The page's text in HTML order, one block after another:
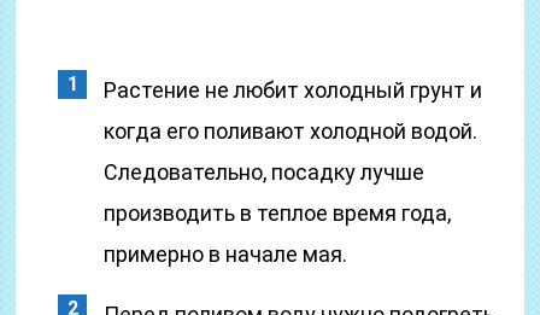
Растение не любит холодный грунт и
когда его поливают холодной водой.
Следовательно, посадку лучше
производить в теплое время года,
примерно в начале мая.